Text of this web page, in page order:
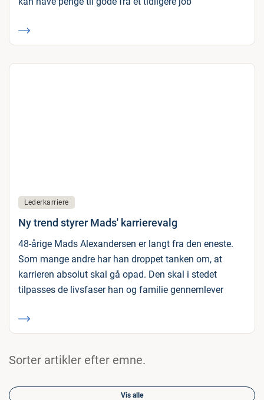
Lederkarriere
Ny trend styrer Mads' karrierevalg
48-årige Mads Alexandersen er langt fra den eneste.
Som mange andre har han droppet tanken om, at
karrieren absolut skal gå opad. Den skal i stedet
tilpasses de livsfaser han og familie gennemlever
Sorter artikler efter emne.
Vis alle